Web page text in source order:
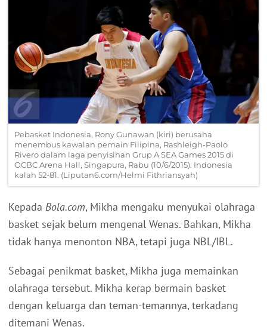
Pebasket Indonesia, Rony Gunawan (kiri) berusaha
menembus kawalan pemain Filipina, Rashleigh-Paolo
Rivero dalam laga penyisihan Grup A SEA Games 2015 di
OCBC Arena Hall, Singapura, Rabu (10/6/2015). Indonesia
kalah 52-81. (Liputan6.com/Helmi Fithriansyah)
Kepada Bola.com, Mikha mengaku menyukai olahraga
basket sejak belum mengenal Wenas. Bahkan, Mikha
tidak hanya menonton NBA, tetapi juga NBL/IBL.
Sebagai penikmat basket, Mikha juga memainkan
olahraga tersebut. Mikha kerap bermain basket
dengan keluarga dan teman-temannya, terkadang
ditemani Wenas.